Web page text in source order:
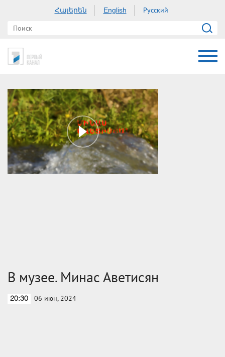
Հայերեն English Русский
В музее. Минас Аветисян
20:30 06 июн, 2024